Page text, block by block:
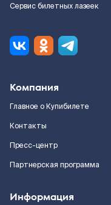
Сервис билетных лазеек
Компания
Главное о Купибилете
Контакты
Пресс-центр
Партнерская программа
Информация